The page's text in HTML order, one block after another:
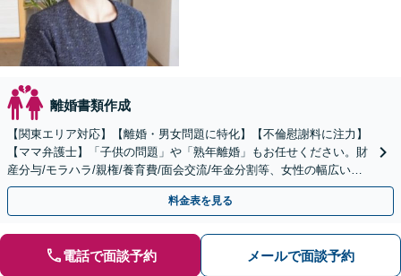
離婚書類作成
【関東エリア対応】【離婚・男女問題に特化】【不倫慰謝料に注力】
【ママ弁護士】「子供の問題」や「熟年離婚」もお任せください。財
産分与/モラハラ/親権/養育費/面会交流/年金分割等、女性の幅広い悩
みに対応。経験豊富な弁護士が解決に導きます。
料金表を見る
電話で面談予約 メールで面談予約